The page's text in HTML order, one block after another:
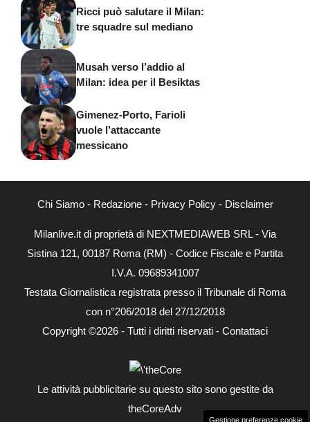
Ricci può salutare il Milan:
tre squadre sul mediano
Musah verso l’addio al
Milan: idea per il Besiktas
Gimenez-Porto, Farioli
vuole l’attaccante
messicano
Chi Siamo- Redazione- Privacy Policy- Disclaimer
Milanlive.it di proprietà di NEXTMEDIAWEB SRL - Via
Sistina 121, 00187 Roma (RM) - Codice Fiscale e Partita
I.V.A. 09689341007
Testata Giornalistica registrata presso il Tribunale di Roma
con n°206/2018 del 27/12/2018
Copyright ©2026 - Tutti i diritti riservati - Contattaci
Le attività pubblicitarie su questo sito sono gestite da
theCoreAdv
Gestione preferenze cookie